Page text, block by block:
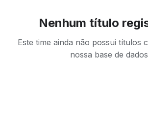
Nenhum título
Este time ainda não possui títulos
nossa base de